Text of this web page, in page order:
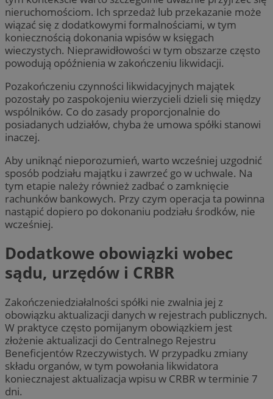
nieruchomościom. Ich sprzedaż lub przekazanie może
wiązać się z dodatkowymi formalnościami, w tym
koniecznością dokonania wpisów w księgach
wieczystych. Nieprawidłowości w tym obszarze często
powodują opóźnienia w zakończeniu likwidacji.
Pozakończeniu czynności likwidacyjnych majątek
pozostały po zaspokojeniu wierzycieli dzieli się między
wspólników. Co do zasady proporcjonalnie do
posiadanych udziałów, chyba że umowa spółki stanowi
inaczej.
Aby uniknąć nieporozumień, warto wcześniej uzgodnić
sposób podziału majątku i zawrzeć go w uchwale. Na
tym etapie należy również zadbać o zamknięcie
rachunków bankowych. Przy czym operacja ta powinna
nastąpić dopiero po dokonaniu podziału środków, nie
wcześniej.
Dodatkowe obowiązki wobec
sądu, urzędów i CRBR
Zakończeniedziałalności spółki nie zwalnia jej z
obowiązku aktualizacji danych w rejestrach publicznych.
W praktyce często pomijanym obowiązkiem jest
złożenie aktualizacji do Centralnego Rejestru
Beneficjentów Rzeczywistych. W przypadku zmiany
składu organów, w tym powołania likwidatora
koniecznajest aktualizacja wpisu w CRBR w terminie 7
dni.